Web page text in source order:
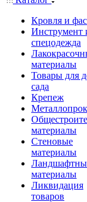
Кровля и
Инструмент
спецодежда
материалы
Товары для
сада
Крепеж
материалы
Стеновые
материалы
материалы
Ликвидация
товаров